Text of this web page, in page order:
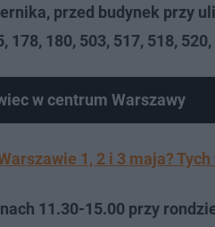
przed budynek przy
178, 180, 503, 517, 518,
w centrum Warszawy
1, 2 i 3 maja?
11.30-15.00 przy